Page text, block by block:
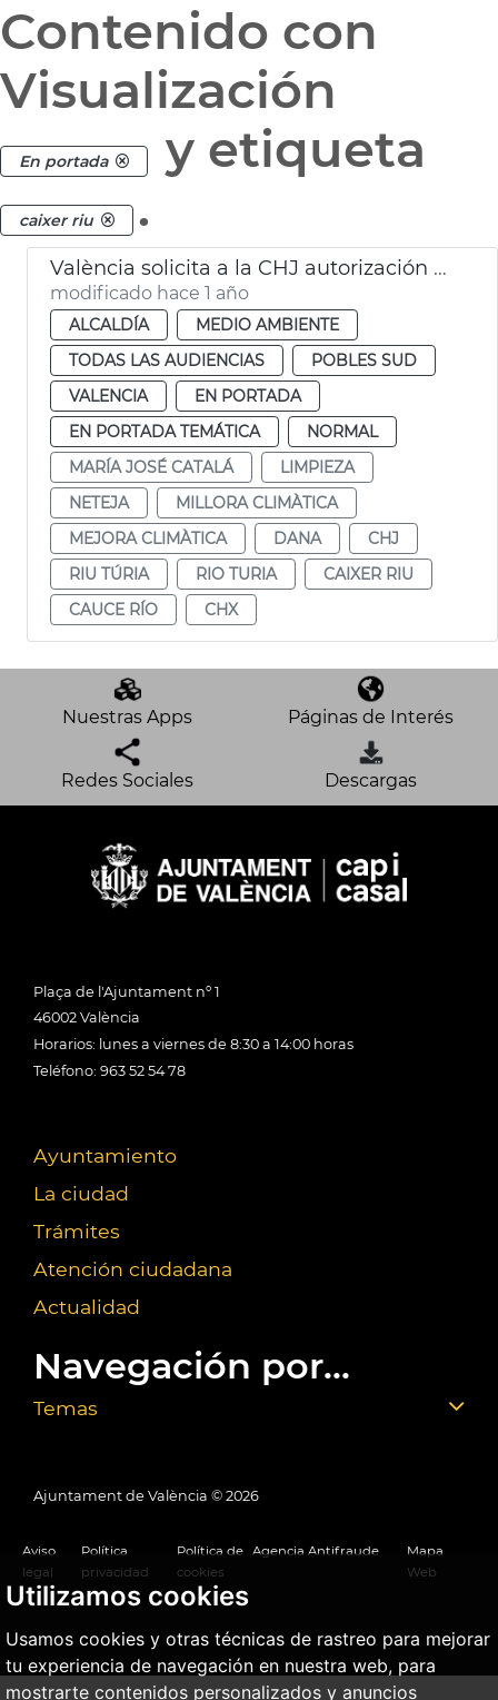
Utilizamos cookies
Usamos cookies y otras técnicas de rastreo para mejorar
tu experiencia de navegación en nuestra web, para
mostrarte contenidos personalizados y anuncios
Contenido con
Visualización
En portada y etiqueta
caixer riu .
València solicita a la CHJ autorización para limipar el cauce del Turia
modificado hace 1 año
ALCALDÍA
MEDIO AMBIENTE
TODAS LAS AUDIENCIAS
POBLES SUD
VALENCIA
EN PORTADA
EN PORTADA TEMÁTICA
NORMAL
MARÍA JOSÉ CATALÁ
LIMPIEZA
NETEJA
MILLORA CLIMÀTICA
MEJORA CLIMÀTICA
DANA
CHJ
RIU TÚRIA
RIO TURIA
CAIXER RIU
CAUCE RÍO
CHX
Nuestras Apps Páginas de Interés
Redes Sociales Descargas
Plaça de l'Ajuntament nº 1
46002 València
Horarios: lunes a viernes de 8:30 a 14:00 horas
Teléfono: 963 52 54 78
Ayuntamiento
La ciudad
Trámites
Atención ciudadana
Actualidad
Navegación por...
Temas
Ajuntament de València © 2026
Aviso
legal
Política
privacidad
Política de
cookies
Agencia Antifraude
Mapa
Web